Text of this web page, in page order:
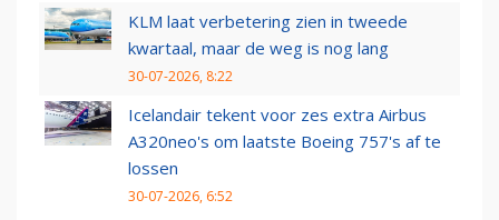
KLM laat verbetering zien in tweede
kwartaal, maar de weg is nog lang
30-07-2026, 8:22
Icelandair tekent voor zes extra Airbus
A320neo's om laatste Boeing 757's af te
lossen
30-07-2026, 6:52